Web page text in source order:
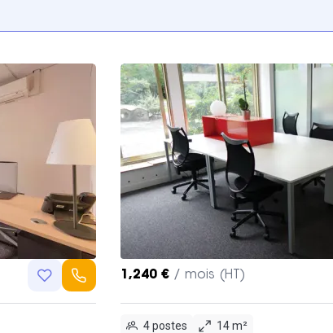
1,240 € / mois (HT)
4 postes
14 m²